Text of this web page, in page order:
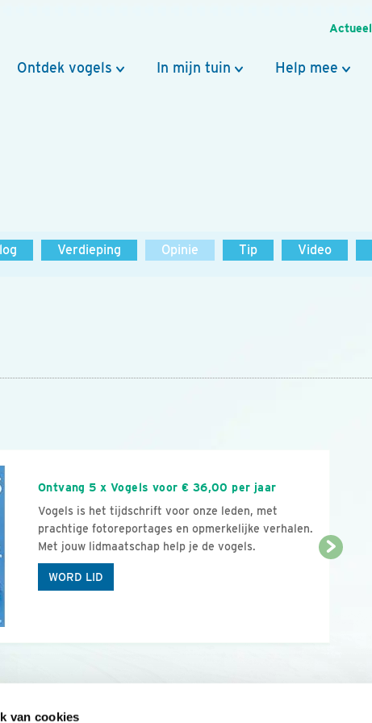
van cookies
Actueel
Ontdek vogels In mijn tuin Help mee
Verdieping Opinie Tip Video
Ontvang 5 x Vogels voor € 36,00 per jaar
Vogels is het tijdschrift voor onze leden, met
prachtige fotoreportages en opmerkelijke verhalen.
Met jouw lidmaatschap help je de vogels.
WORD LID